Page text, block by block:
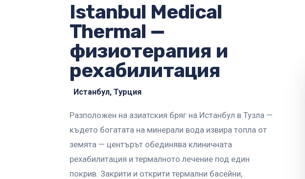
Istanbul Medical
Thermal —
физиотерапия и
рехабилитация
Истанбул, Турция
Разположен на азиатския бряг на Истанбул в Тузла —
където богатата на минерали вода извира топла от
земята — центърът обединява клиничната
рехабилитация и термалното лечение под един
покрив. Закрити и открити термални басейни,